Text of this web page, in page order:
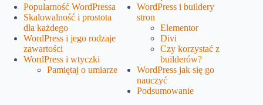
Popularność WordPressa
Skalowalność i prostota
dla każdego
WordPress i jego rodzaje
zawartości
WordPress i wtyczki
Pamiętaj o umiarze
WordPress i buildery
stron
Elementor
Divi
Czy korzystać z
builderów?
WordPress jak się go
nauczyć
Podsumowanie